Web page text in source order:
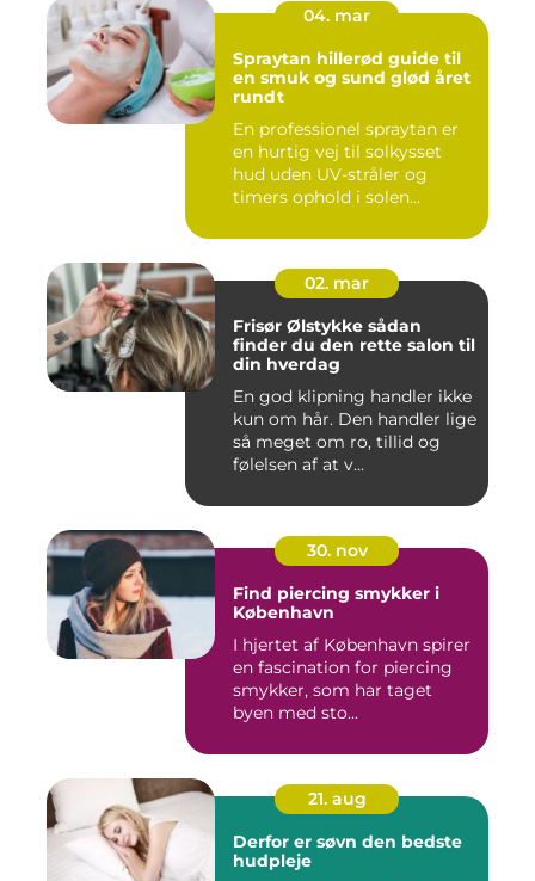
04. mar
Spraytan hillerød guide til
en smuk og sund glød året
rundt
En professionel spraytan er
en hurtig vej til solkysset
hud uden UV-stråler og
timers ophold i solen...
02. mar
Frisør Ølstykke sådan
finder du den rette salon til
din hverdag
En god klipning handler ikke
kun om hår. Den handler lige
så meget om ro, tillid og
følelsen af at v...
30. nov
Find piercing smykker i
København
I hjertet af København spirer
en fascination for piercing
smykker, som har taget
byen med sto...
21. aug
Derfor er søvn den bedste
hudpleje